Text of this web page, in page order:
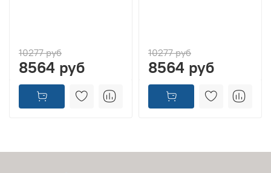
10277 руб
8564 руб
10277 руб
8564 руб